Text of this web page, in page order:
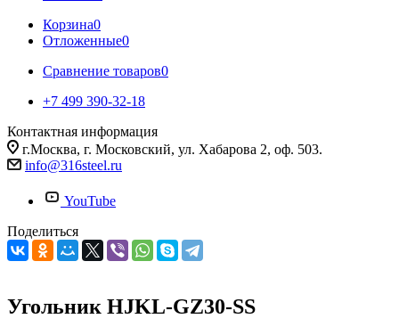
Корзина0
Отложенные0
Сравнение товаров0
+7 499 390-32-18
Контактная информация
г.Москва, г. Московский, ул. Хабарова 2, оф. 503.
info@316steel.ru
YouTube
Поделиться
Угольник HJKL-GZ30-SS